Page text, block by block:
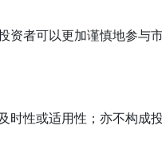
资者可以更加谨慎地参与
性或适用性；亦不构成投